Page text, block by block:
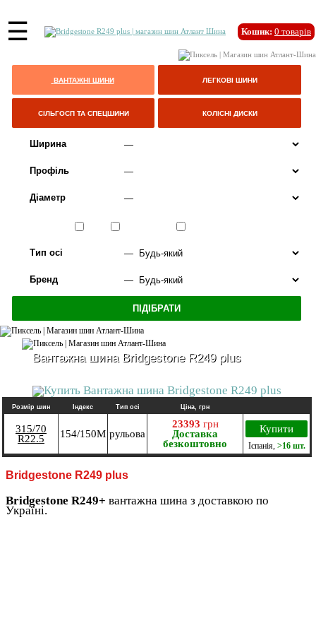
☰ Кошик: 0 товарів
ВАНТАЖНІ ШИНИ ЛЕГКОВІ ШИНИ
СІЛЬГОСП ТА СПЕЦШИНИ КОЛІСНІ ДИСКИ
Ширина
Профіль
Діаметр
Тип осі
Бренд
Вантажна шина Bridgestone R249 plus
Bridgestone R249 plus
Bridgestone R249+ вантажна шина з доставкою по
Україні.
Розмір шин Індекс Тип осі Ціна, грн
315/70
R22.5
154/150M рульова
23393 грн
Доставка
безкоштовно
Купити
Іспанія, >16 шт.